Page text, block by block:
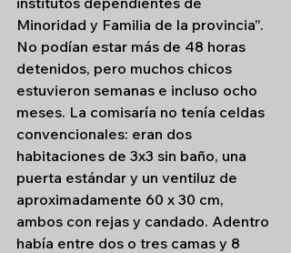
Minoridad y Familia de la provincia”.
No podían estar más de 48 horas
detenidos, pero muchos chicos
estuvieron semanas e incluso ocho
meses. La comisaría no tenía celdas
convencionales: eran dos
habitaciones de 3x3 sin baño, una
puerta estándar y un ventiluz de
aproximadamente 60 x 30 cm,
ambos con rejas y candado. Adentro
había entre dos o tres camas y 8